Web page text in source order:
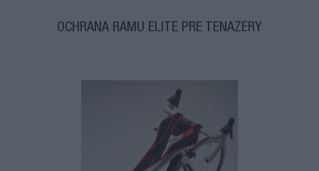
OCHRANA RÁMU ELITE PRE TENAŽÉRY